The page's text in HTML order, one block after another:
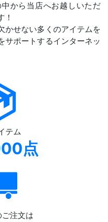
から当店へお越しいただ
！
かせない多くのアイテムを
サポートするインターネッ
テム
点
注文は